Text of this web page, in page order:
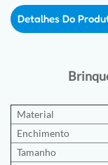
Detalhes Do
Material
Enchimento
Tamanho